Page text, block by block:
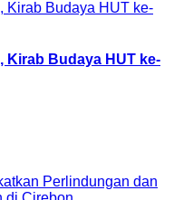
Kirab Budaya HUT ke-